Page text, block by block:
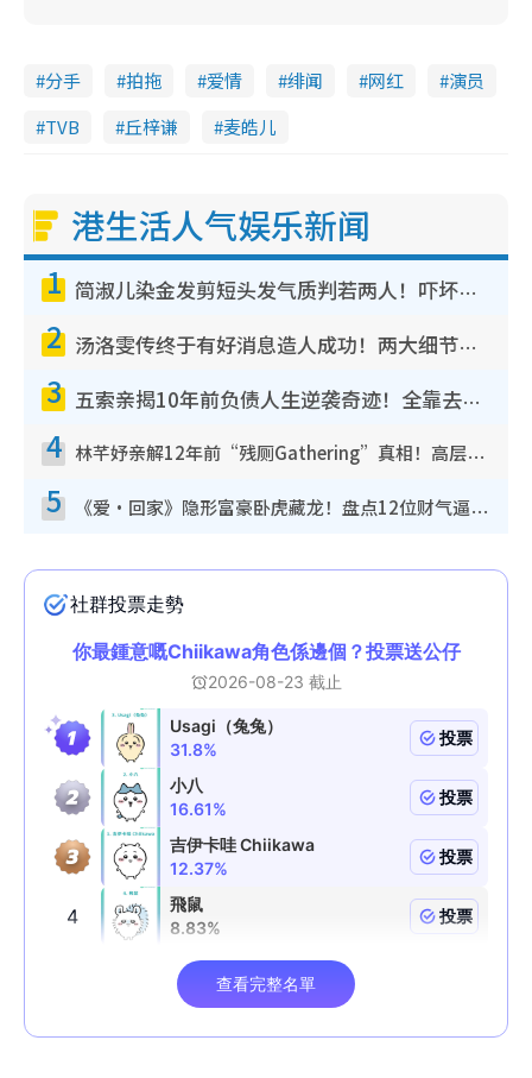
分手 拍拖 爱情 绯闻 网红
演员
TVB
丘梓谦 麦皓儿
港生活人气娱乐新闻
1 简淑儿染金发剪短头发气质判若两人！吓坏老公麦大力都认不出：“你做什么？”
2 汤洛雯传终于有好消息造人成功！两大细节曝孕味极浓引猜测：大肚婆先会咁！
3 五索亲揭10年前负债人生逆袭奇迹！全靠去一地方转运后即遇上马先生
4 林芊妤亲解12年前“残厕Gathering”真相！高层解约一句话重创尊严，至今拒返TVB
5 《爱·回家》隐形富豪卧虎藏龙！盘点12位财气逼人的有钱艺人：这位美女3亿身家不愁做